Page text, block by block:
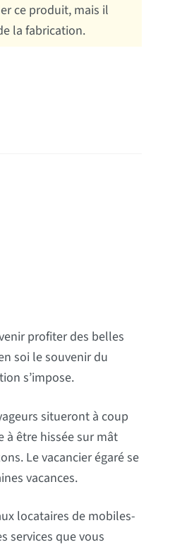
ce produit, mais il
la fabrication.
profiter des belles
soi le souvenir du
s’impose.
situeront à coup
à être hissée sur mât
Le vacancier égaré se
vacances.
locataires de mobiles-
services que vous